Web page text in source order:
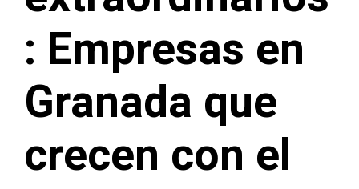
: Empresas en
Granada que
crecen con el